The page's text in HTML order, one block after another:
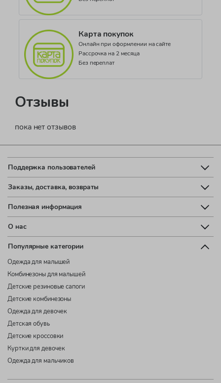
Карта покупок
Онлайн при оформлении на сайте
Рассрочка на 2 месяца
Без переплат
Отзывы
пока нет отзывов
Поддержка пользователей
Заказы, доставка, возвраты
Полезная информация
О нас
Популярные категории
Одежда для малышей
Комбинезоны для малышей
Детские резиновые сапоги
Детские комбинезоны
Одежда для девочек
Детская обувь
Детские кроссовки
Куртки для девочек
Одежда для мальчиков